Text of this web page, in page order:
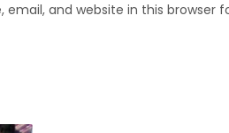
email, and website in this browser